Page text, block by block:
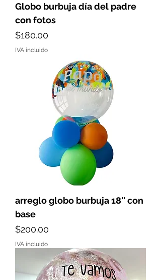
Globo burbuja día del padre
con fotos
Precio
$180.00
IVA incluido
arreglo globo burbuja 18'' con
base
Precio
$200.00
IVA incluido